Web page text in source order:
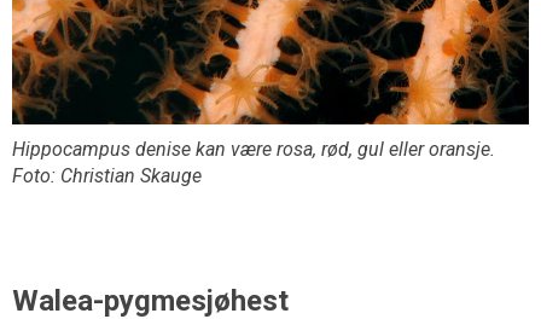
Hippocampus denise kan være rosa, rød, gul eller oransje.
Foto: Christian Skauge
Walea-pygmesjøhest